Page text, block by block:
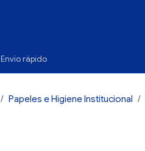
Envío rápido
Papeles e Higiene Institucional